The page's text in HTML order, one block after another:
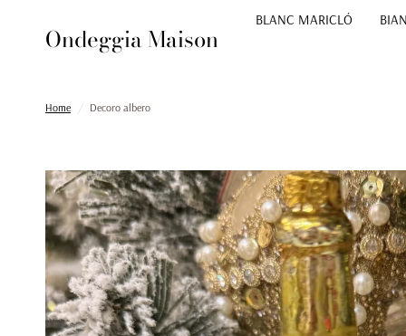
Ondeggia Maison
BLANC MARICLÓ
Home Decoro albero